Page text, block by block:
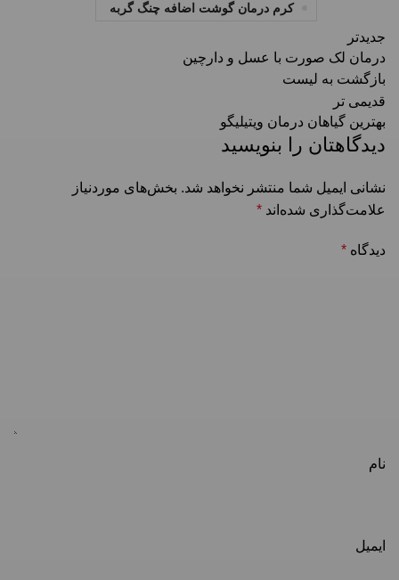
کرم درمان گوشت اضافه چنگ گربه
جدیدتر
درمان لک صورت با عسل و دارچین
بازگشت به لیست
قدیمی تر
بهترین گیاهان درمان ویتیلیگو
دیدگاهتان را بنویسید
نشانی ایمیل شما منتشر نخواهد شد. بخش‌های موردنیاز
علامت‌گذاری شده‌اند *
دیدگاه *
نام
ایمیل